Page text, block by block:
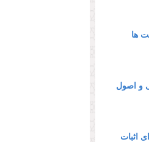
ها
و اصول
و 17 حج براى اثبات